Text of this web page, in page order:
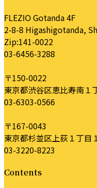
FLEZIO Gotanda 4F
2-8-8 Higashigotanda,
Zip:141-0022
03-6456-3288
〒150-0022
東京都渋谷区恵比寿南１
03-6303-0566
〒167-0043
東京都杉並区上荻１丁目
03-3220-8223
Contents